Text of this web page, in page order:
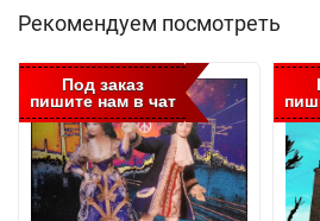
Рекомендуем посмотреть
Под заказ
пишите нам в чат